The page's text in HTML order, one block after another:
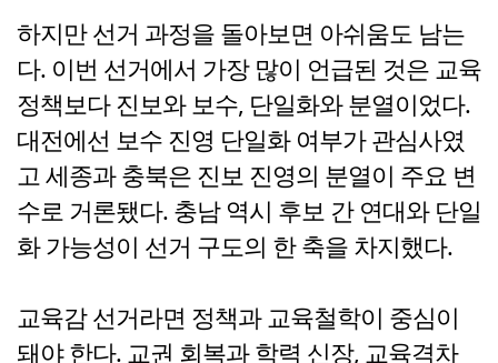
하지만 선거 과정을 돌아보면 아쉬움도 남는
다. 이번 선거에서 가장 많이 언급된 것은 교육
정책보다 진보와 보수, 단일화와 분열이었다.
대전에선 보수 진영 단일화 여부가 관심사였
고 세종과 충북은 진보 진영의 분열이 주요 변
수로 거론됐다. 충남 역시 후보 간 연대와 단일
화 가능성이 선거 구도의 한 축을 차지했다.
교육감 선거라면 정책과 교육철학이 중심이
돼야 한다. 교권 회복과 학력 신장, 교육격차